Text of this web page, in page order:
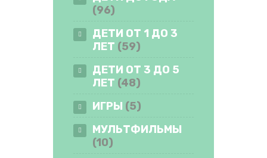
(96)
ДЕТИ ОТ 1 ДО 3
ЛЕТ (59)
ДЕТИ ОТ 3 ДО 5
ЛЕТ (48)
ИГРЫ (5)
МУЛЬТФИЛЬМЫ
(10)